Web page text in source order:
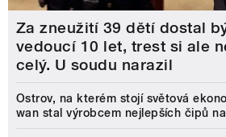
Za zneužití 39 dětí dostal
vedoucí 10 let, trest si ale
celý. U soudu narazil
Ostrov, na kterém stojí světová
wan stal výrobcem nejlepších čipů